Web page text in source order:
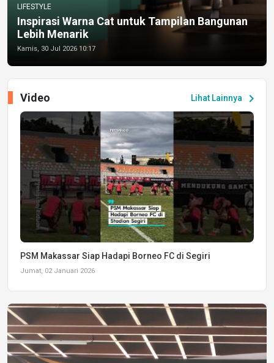
LIFESTYLE
Inspirasi Warna Cat untuk Tampilan Bangunan
Lebih Menarik
Kamis, 30 Jul 2026 10:17
Lihat Lainnya chevron_right
Video
PSM Makassar Siap Hadapi Borneo FC di Segiri
Jumat, 02 Januari 2026